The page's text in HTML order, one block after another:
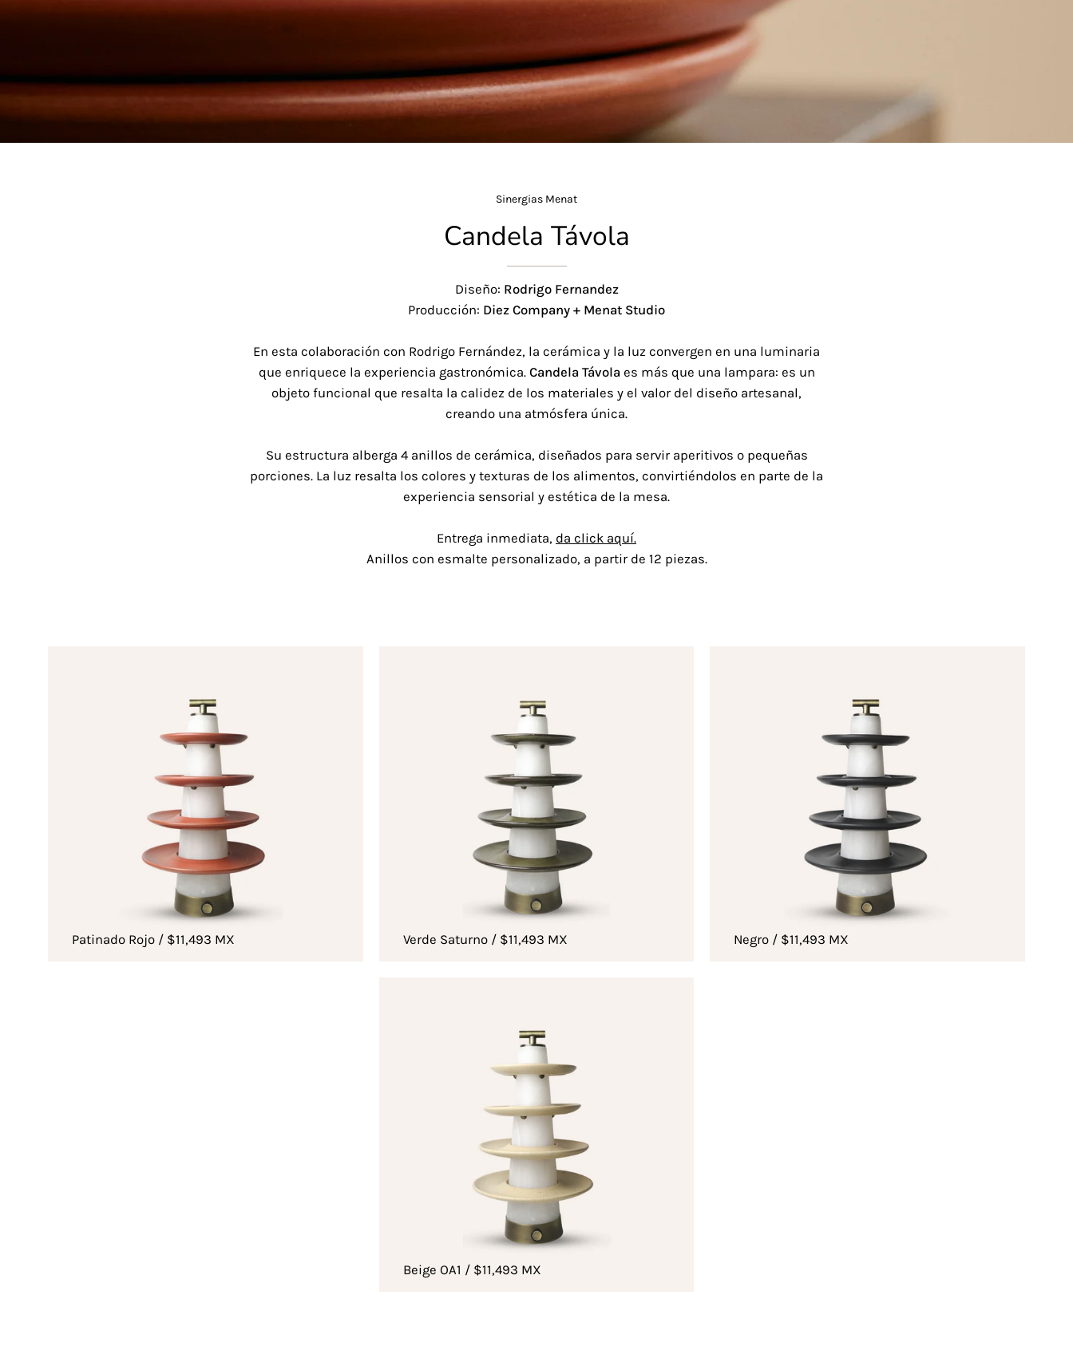
Sinergias Menat
Candela Távola
Diseño: Rodrigo Fernandez
Producción: Diez Company + Menat Studio
En esta colaboración con Rodrigo Fernández, la cerámica y la luz convergen en una luminaria
que enriquece la experiencia gastronómica. Candela Távolaes más que una lampara: es un
objeto funcional que resalta la calidez de los materiales y el valor del diseño artesanal,
creando una atmósfera única.
Su estructura alberga 4 anillos de cerámica, diseñados para servir aperitivos o pequeñas
porciones. La luz resalta los colores y texturas de los alimentos, convirtiéndolos en parte de la
experiencia sensorial y estética de la mesa.
Entrega inmediata, da click aquí.
Anillos con esmalte personalizado, a partir de 12 piezas.
Patinado Rojo / $11,493 MX Verde Saturno / $11,493 MX Negro / $11,493 MX
Beige OA1 / $11,493 MX